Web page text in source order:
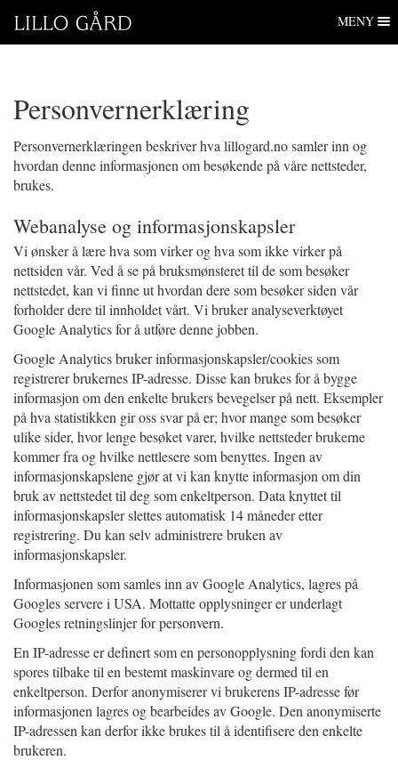
navigasjon
innhold
MENY
Personvernerklæring
Personvernerklæringen beskriver hva lillogard.no samler inn og
hvordan denne informasjonen om besøkende på våre nettsteder,
brukes.
​​​​​​​​​​Webanalyse og informasjonskapsler
Vi ønsker å lære hva som virker og hva som ikke virker på
nettsiden vår. Ved å se på bruksmønsteret til de som besøker
nettstedet, kan vi finne ut hvordan dere som besøker siden vår
forholder dere til innholdet vårt. Vi bruker analyseverktøyet
Google Analytics for å utføre denne jobben.
Google Analytics bruker informasjonskapsler/cookies som
registrerer brukernes IP-adresse. Disse kan brukes for å bygge
informasjon om den enkelte brukers bevegelser på nett. Eksempler
på hva statistikken gir oss svar på er; hvor mange som besøker
ulike sider, hvor lenge besøket varer, hvilke nettsteder brukerne
kommer fra og hvilke nettlesere som benyttes. Ingen av
informasjonskapslene gjør at vi kan knytte informasjon om din
bruk av nettstedet til deg som enkeltperson. Data knyttet til
informasjonskapsler slettes automatisk 14 måneder etter
registrering. Du kan selv administrere bruken av
informasjonskapsler.
Informasjonen som samles inn av Google Analytics, lagres på
Googles servere i USA. Mottatte opplysninger er underlagt
Googles retningslinjer for personvern.
En IP-adresse er definert som en personopplysning fordi den kan
spores tilbake til en bestemt maskinvare og dermed til en
enkeltperson. Derfor anonymiserer vi brukerens IP-adresse før
informasjonen lagres og bearbeides av Google. Den anonymiserte
IP-adressen kan derfor ikke brukes til å identifisere den enkelte
brukeren.